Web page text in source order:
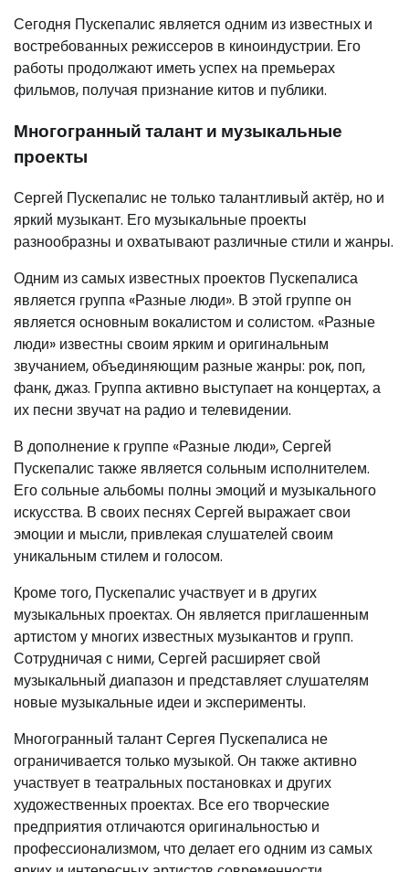
Сегодня Пускепалис является одним из известных и
востребованных режиссеров в киноиндустрии. Его
работы продолжают иметь успех на премьерах
фильмов, получая признание китов и публики.
Многогранный талант и музыкальные
проекты
Сергей Пускепалис не только талантливый актёр, но и
яркий музыкант. Его музыкальные проекты
разнообразны и охватывают различные стили и жанры.
Одним из самых известных проектов Пускепалиса
является группа «Разные люди». В этой группе он
является основным вокалистом и солистом. «Разные
люди» известны своим ярким и оригинальным
звучанием, объединяющим разные жанры: рок, поп,
фанк, джаз. Группа активно выступает на концертах, а
их песни звучат на радио и телевидении.
В дополнение к группе «Разные люди», Сергей
Пускепалис также является сольным исполнителем.
Его сольные альбомы полны эмоций и музыкального
искусства. В своих песнях Сергей выражает свои
эмоции и мысли, привлекая слушателей своим
уникальным стилем и голосом.
Кроме того, Пускепалис участвует и в других
музыкальных проектах. Он является приглашенным
артистом у многих известных музыкантов и групп.
Сотрудничая с ними, Сергей расширяет свой
музыкальный диапазон и представляет слушателям
новые музыкальные идеи и эксперименты.
Многогранный талант Сергея Пускепалиса не
ограничивается только музыкой. Он также активно
участвует в театральных постановках и других
художественных проектах. Все его творческие
предприятия отличаются оригинальностью и
профессионализмом, что делает его одним из самых